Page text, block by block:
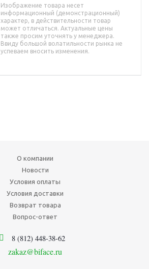
Изображение товара несет
информационный (демонстрационный)
характер, в действительности товар
может отличаться. Актуальные цены
также просим уточнять у менеджера.
Ввиду большой волатильности рынка не
успеваем вносить изменения.
О компании
Новости
Условия оплаты
Условия доставки
Возврат товара
Вопрос-ответ
8 (812) 448-38-62
zakaz@biface.ru